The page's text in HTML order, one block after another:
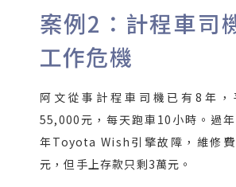
案例2：計程車司
工作危機
阿文從事計程車司機已有8年，
55,000元，每天跑車10小時。過
年Toyota Wish引擎故障，維修
元，但手上存款只剩3萬元。